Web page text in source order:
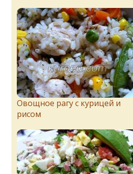
Овощное рагу с курицей и
рисом